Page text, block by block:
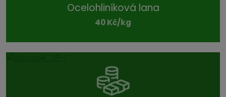
Ocelohliníková lana
40 Kč/kg